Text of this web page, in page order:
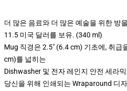
더 많은 음료와 더 많은 예술을 위한 방
11.5 미국 달러를 보유. (340 ml)
Mug 직경은 2.5" (6.4 cm) 기초에, 취급
cm)를 넓히는
Dishwasher 및 전자 레인지 안전 세라믹
당신을 위해 인쇄되는 Wraparound 디